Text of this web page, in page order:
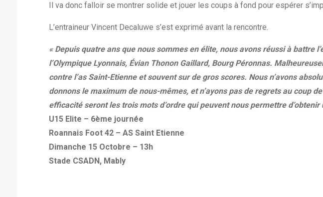
Il va donc falloir se montrer solide et jouer les coups à fond pour espérer
L’entraineur Vincent Decaluwe s’est exprimé avant la rencontre.
« Depuis quatre ans que nous sommes en élite, nous avons réussi à battre
l’Olympique Lyonnais, Évian Thonon Gaillard, Bourg Péronnas.
contre l’as Saint-Etienne et souvent sur de gros scores. Nous n’avons
donnons le maximum de nous-mêmes, et n’ayons pas de regrets au coup
efficacité seront les trois mots d’ordre qui peuvent nous permettre
U15 Elite – 6ème journée
Roannais Foot 42 – AS Saint Etienne
Dimanche 15 Octobre – 13h
Stade CSADN, Mably